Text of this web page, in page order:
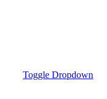
Toggle Dropdown